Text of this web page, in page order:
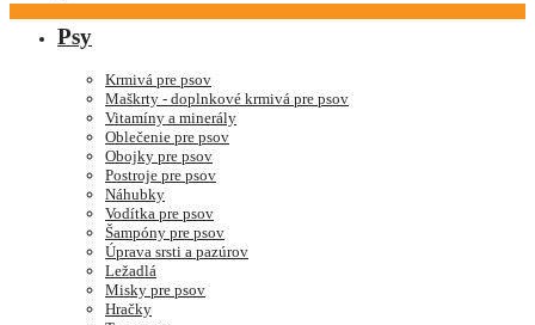
Psy
Krmivá pre psov
Maškrty - doplnkové krmivá pre psov
Vitamíny a minerály
Oblečenie pre psov
Obojky pre psov
Postroje pre psov
Náhubky
Vodítka pre psov
Šampóny pre psov
Úprava srsti a pazúrov
Ležadlá
Misky pre psov
Hračky